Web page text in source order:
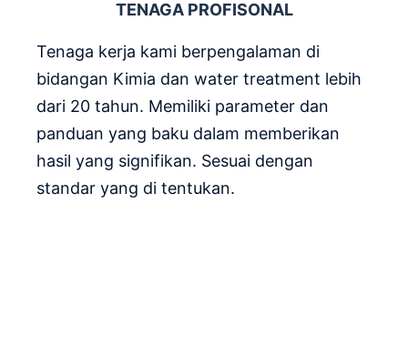
TENAGA PROFISONAL
Tenaga kerja kami berpengalaman di
bidangan Kimia dan water treatment lebih
dari 20 tahun. Memiliki parameter dan
panduan yang baku dalam memberikan
hasil yang signifikan. Sesuai dengan
standar yang di tentukan.